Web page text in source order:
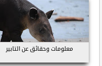
معلومات وحقائق عن التابير